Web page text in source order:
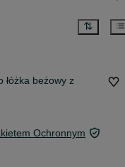
łóżka beżowy z
Ochronnym